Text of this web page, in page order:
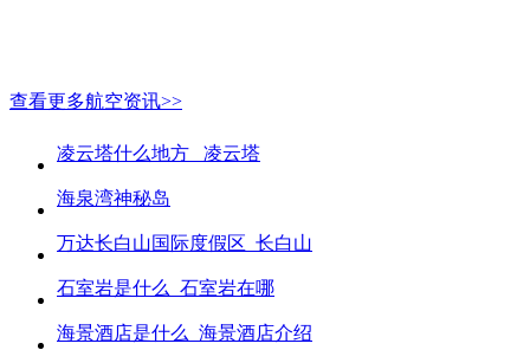
查看更多航空资讯>>
凌云塔什么地方_ 凌云塔
海泉湾神秘岛
万达长白山国际度假区_长白山
石室岩是什么_石室岩在哪
海景酒店是什么_海景酒店介绍